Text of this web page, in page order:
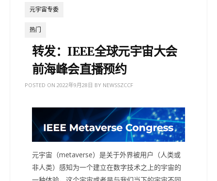
元宇宙专委
热门
转发：IEEE全球元宇宙大会
前海峰会直播预约
POSTED ON 2022年9月28日 BY NEWSSZCCF
元宇宙（metaverse）是关于外界被用户（人类或
非人类）感知为一个建立在数字技术之上的宇宙的